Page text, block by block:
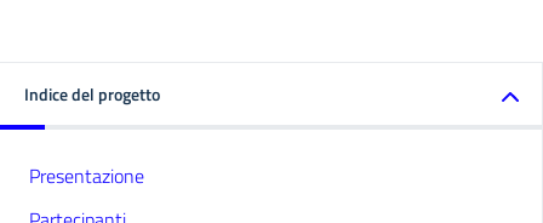
Indice del progetto
Presentazione